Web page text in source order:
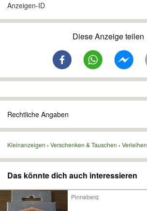
Anzeigen-ID
Diese Anzeige teilen
Rechtliche Angaben
Kleinanzeigen Verschenken & Tauschen Verleihen
Das könnte dich auch interessieren
Pinneberg